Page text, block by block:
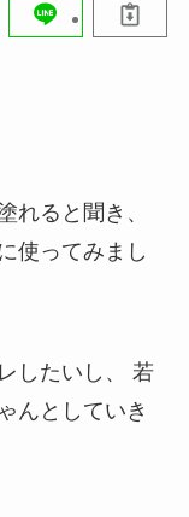
れると聞き、
使ってみまし
したいし、
若
んとしていき